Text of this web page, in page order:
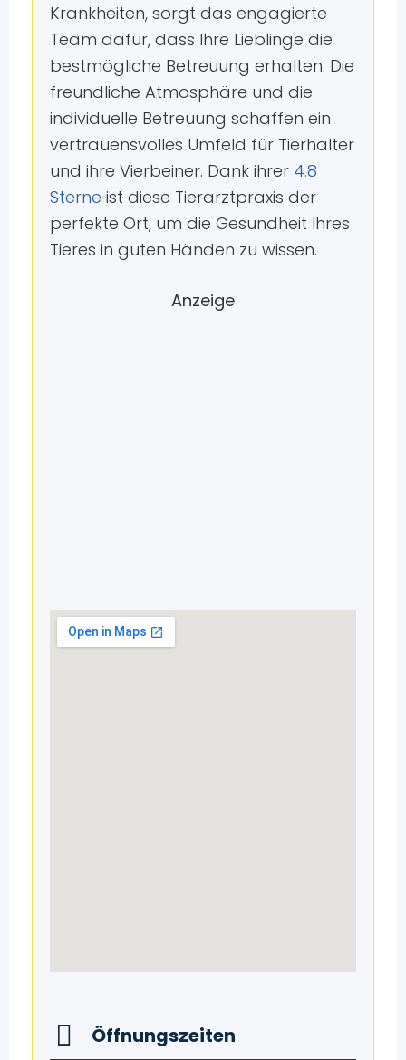
Krankheiten, sorgt das engagierte
Team dafür, dass Ihre Lieblinge die
bestmögliche Betreuung erhalten. Die
freundliche Atmosphäre und die
individuelle Betreuung schaffen ein
vertrauensvolles Umfeld für Tierhalter
und ihre Vierbeiner. Dank ihrer4.8
Sterne ist diese Tierarztpraxis der
perfekte Ort, um die Gesundheit Ihres
Tieres in guten Händen zu wissen.
Anzeige
Öffnungszeiten